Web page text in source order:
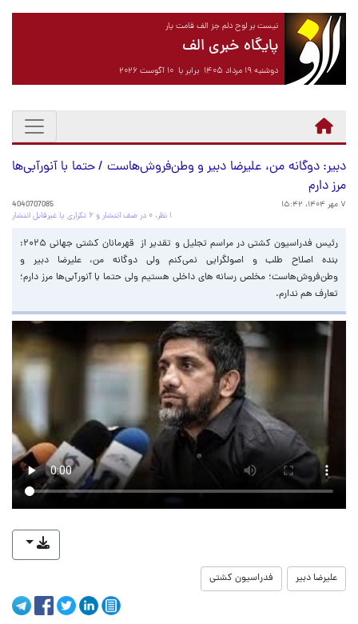
نیست بر لوح دلم جز الف قامت یار
پایگاه خبری الف
دوشنبه ۱۹ مرداد ۱۴۰۵ برابر با ۱۰ آگوست ۲۰۲۶
دبیر: دوگانه من، علیرضا دبیر و وطن‌فروش‌هاست / حتما با آنورآبی‌ها
مرز دارم
۷ مهر ۱۴۰۴، ۱۵:۴۲
4040707085
۱ نظر، ۰ در صف انتشار و ۶ تکراری یا غیرقابل انتشار
رئیس فدراسیون کشتی در مراسم تجلیل و تقدیر از قهرمانان کشتی جهانی ۲۰۲۵:
بنده اصلاح طلب و اصولگرایی نمی‌کنم ولی دوگانه من، علیرضا دبیر و
وطن‌فروش‌هاست؛ مخلص رسانه های داخلی هستیم ولی حتما با آنورآبی‌ها مرز دارم؛
تعارف هم ندارم.
علیرضا دبیر فدراسیون کشتی